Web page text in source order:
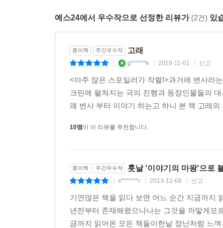
예스24에서 우수작으로 선정한 리뷰가 (2건) 있
종이책 주간우수작 고래
g******k 2016-11-01 신고
<아주 많은 스포일러가 작렬!>과거에 변사라
크린에 펼쳐지는 극의 진행과 등장인물들의
왜 변사 부터 이야기 하는고 하니 본 책 고래
10명이 이 리뷰를 추천합니다.
종이책 주간우수작 훗날 '이야기의 마왕'으로
s*******r 2013-12-08 신고
기연많은 책을 읽다 보면 어느 순간 지금까지
년전부터 존재해왔으나나는 그것을 까맣게모
금까지 읽어온 모든 책들이한낱 장난처럼 느